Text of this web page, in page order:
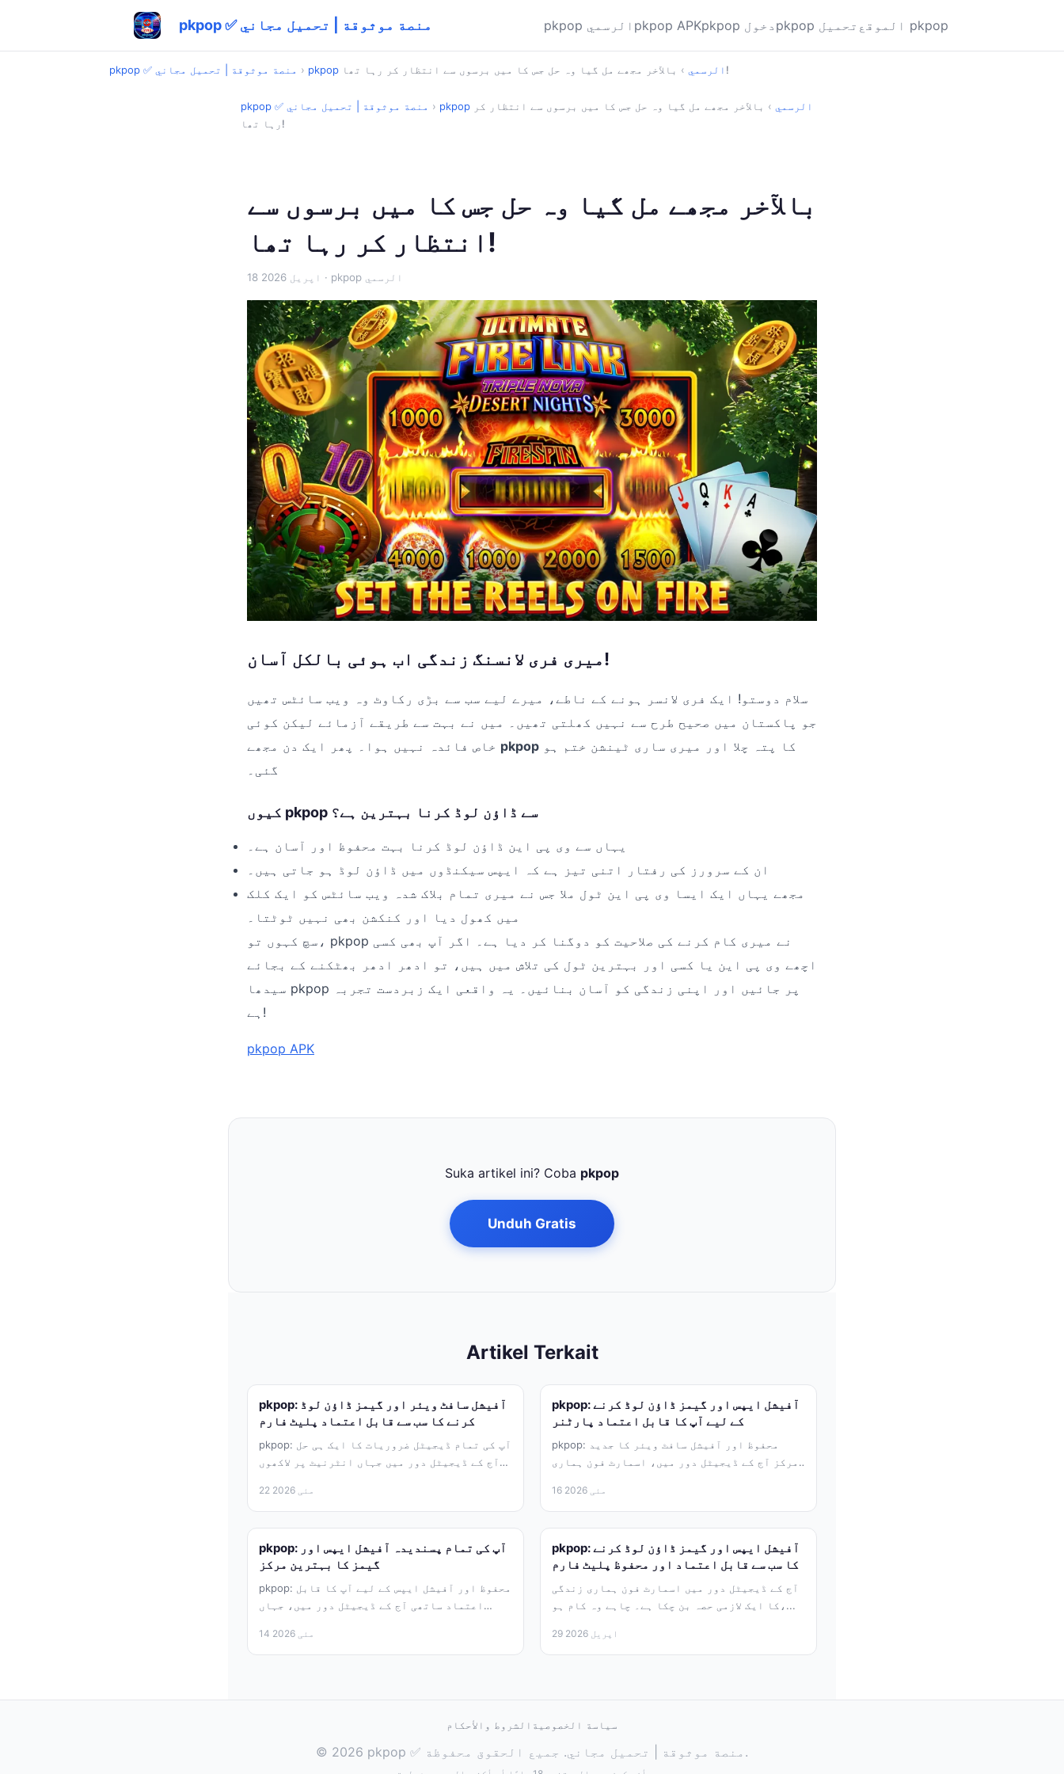
pkpop ✅ منصة موثوقة | تحميل مجاني pkpop الرسمي pkpop APK pkpop دخول pkpop تحميل الموقع pkpop
pkpop ✅ منصة موثوقة | تحميل مجاني › pkpop الرسمي › بالآخر مجھے مل گیا وہ حل جس کا میں برسوں سے انتظار کر رہا تھا!
pkpop ✅ منصة موثوقة | تحميل مجاني › pkpop الرسمي › بالآخر مجھے مل گیا وہ حل جس کا میں برسوں سے انتظار کر
رہا تھا!
بالآخر مجھے مل گیا وہ حل جس کا میں برسوں سے
انتظار کر رہا تھا!
18 اپریل 2026 · pkpop الرسمي
میری فری لانسنگ زندگی اب ہوئی بالکل آسان!
سلام دوستو! ایک فری لانسر ہونے کے ناطے، میرے لیے سب سے بڑی رکاوٹ وہ ویب سائٹس تھیں
جو پاکستان میں صحیح طرح سے نہیں کھلتی تھیں۔ میں نے بہت سے طریقے آزمائے لیکن کوئی
pkpop
گئی۔
کیوں pkpop سے ڈاؤن لوڈ کرنا بہترین ہے؟
یہاں سے وی پی این ڈاؤن لوڈ کرنا بہت محفوظ اور آسان ہے۔
ان کے سرورز کی رفتار اتنی تیز ہے کہ ایپس سیکنڈوں میں ڈاؤن لوڈ ہو جاتی ہیں۔
مجھے یہاں ایک ایسا وی پی این ٹول ملا جس نے میری تمام بلاک شدہ ویب سائٹس کو ایک کلک
میں کھول دیا اور کنکشن بھی نہیں ٹوٹتا۔
سچ کہوں تو، pkpop نے میری کام کرنے کی صلاحیت کو دوگنا کر دیا ہے۔ اگر آپ بھی کسی
اچھے وی پی این یا کسی اور بہترین ٹول کی تلاش میں ہیں، تو ادھر ادھر بھٹکنے کے بجائے
سیدھا pkpop پر جائیں اور اپنی زندگی کو آسان بنائیں۔ یہ واقعی ایک زبردست تجربہ
ہے!
pkpop APK
Suka artikel ini? Coba pkpop
Unduh Gratis
Artikel Terkait
pkpop: آفیشل سافٹ ویئر اور گیمز ڈاؤن لوڈ
کرنے کا سب سے قابل اعتماد پلیٹ فارم
pkpop: آپ کی تمام ڈیجیٹل ضروریات کا ایک ہی حل
آج کے ڈیجیٹل دور میں جہاں انٹرنیٹ پر لاکھوں
22 مئی 2026
pkpop: آفیشل ایپس اور گیمز ڈاؤن لوڈ کرنے
کے لیے آپ کا قابل اعتماد پارٹنر
pkpop: محفوظ اور آفیشل سافٹ ویئر کا جدید
مرکز آج کے ڈیجیٹل دور میں، اسمارٹ فون ہماری
16 مئی 2026
pkpop: آپ کی تمام پسندیدہ آفیشل ایپس اور
گیمز کا بہترین مرکز
pkpop: محفوظ اور آفیشل ایپس کے لیے آپ کا قابل
اعتماد ساتھی آج کے ڈیجیٹل دور میں، جہاں
14 مئی 2026
pkpop: آفیشل ایپس اور گیمز ڈاؤن لوڈ کرنے
کا سب سے قابل اعتماد اور محفوظ پلیٹ فارم
آج کے ڈیجیٹل دور میں اسمارٹ فون ہماری زندگی
کا ایک لازمی حصہ بن چکا ہے۔ چاہے وہ کام ہو،...
29 اپریل 2026
الشروط والأحكام سياسة الخصوصية
© 2026 pkpop ✅ منصة موثوقة | تحميل مجاني. جميع الحقوق محفوظة.